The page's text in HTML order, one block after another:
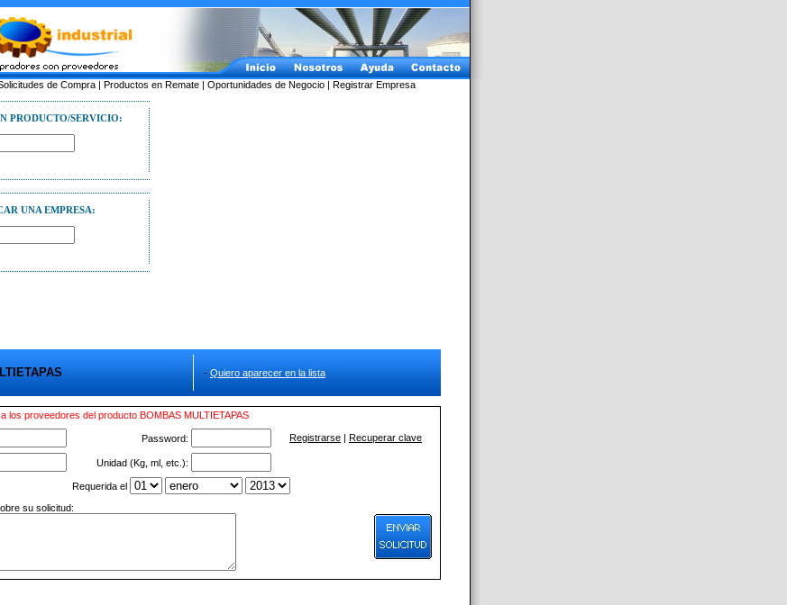
de Compra| Productos en Remate| Oportunidades de Negocio| Registrar Empresa
PRODUCTO/SERVICIO:
UNA EMPRESA:
- Quiero aparecer en la lista
a los proveedores del producto BOMBAS MULTIETAPAS
Password: Registrarse | Recuperar clave
Unidad (Kg, ml, etc.):
Requerida el
su solicitud: